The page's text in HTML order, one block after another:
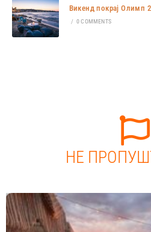
Викенд покрај Олимп
/ 0 COMMENTS
НЕ